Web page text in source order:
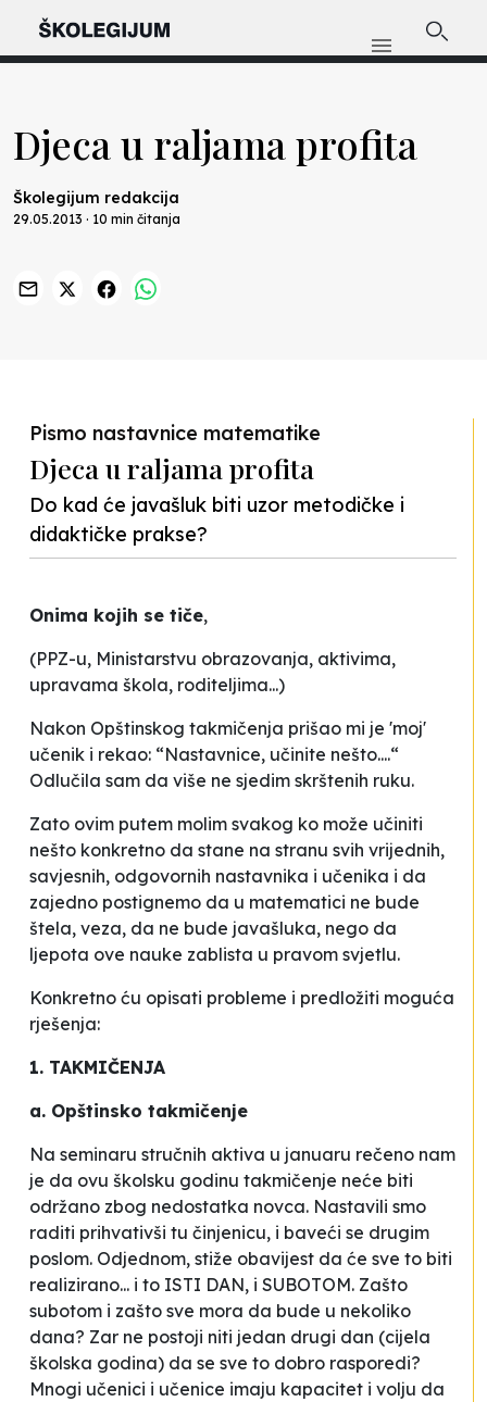
Djeca u raljama profita
Školegijum redakcija
29.05.2013 · 10 min čitanja
Pismo nastavnice matematike
Djeca u raljama profita
Do kad će javašluk biti uzor metodičke i
didaktičke prakse?
Onima kojih se tiče,
(PPZ-u, Ministarstvu obrazovanja, aktivima,
upravama škola, roditeljima...)
Nakon Opštinskog takmičenja prišao mi je 'moj'
učenik i rekao: “Nastavnice, učinite nešto....“
Odlučila sam da više ne sjedim skrštenih ruku.
Zato ovim putem molim svakog ko može učiniti
nešto konkretno da stane na stranu svih vrijednih,
savjesnih, odgovornih nastavnika i učenika i da
zajedno postignemo da u matematici ne bude
štela, veza, da ne bude javašluka, nego da
ljepota ove nauke zablista u pravom svjetlu.
Konkretno ću opisati probleme i predložiti moguća
rješenja:
1. TAKMIČENJA
a. Opštinsko takmičenje
Na seminaru stručnih aktiva u januaru rečeno nam
je da ovu školsku godinu takmičenje neće biti
održano zbog nedostatka novca. Nastavili smo
raditi prihvativši tu činjenicu, i baveći se drugim
poslom. Odjednom, stiže obavijest da će sve to biti
realizirano... i to ISTI DAN, i SUBOTOM. Zašto
subotom i zašto sve mora da bude u nekoliko
dana? Zar ne postoji niti jedan drugi dan (cijela
školska godina) da se sve to dobro rasporedi?
Mnogi učenici i učenice imaju kapacitet i volju da